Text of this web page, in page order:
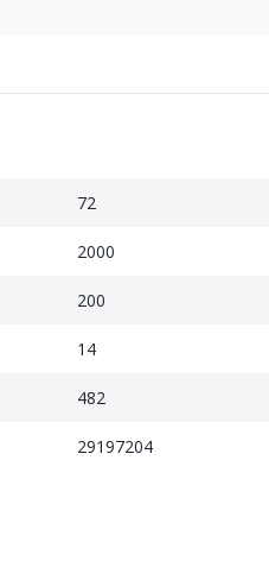
72
2000
200
14
482
29197204